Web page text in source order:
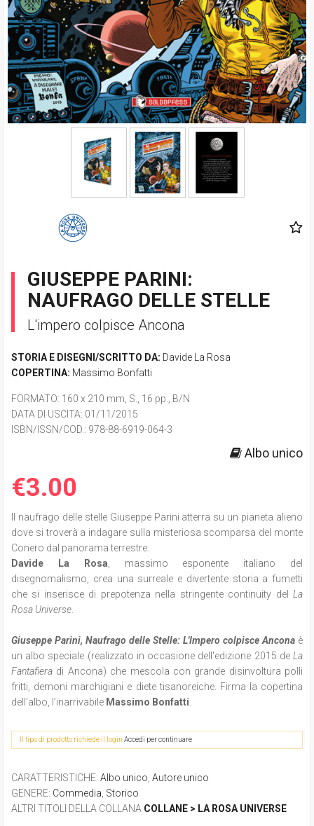
GIUSEPPE PARINI:
NAUFRAGO DELLE STELLE
L'impero colpisce Ancona
STORIA E DISEGNI/SCRITTO DA: Davide La Rosa
COPERTINA: Massimo Bonfatti
FORMATO: 160 x 210 mm, S., 16 pp., B/N
DATA DI USCITA: 01/11/2015
ISBN/ISSN/COD.: 978-88-6919-064-3
Albo unico
€3.00
Il naufrago delle stelle Giuseppe Parini atterra su un pianeta alieno
dove si troverà a indagare sulla misteriosa scomparsa del monte
Conero dal panorama terrestre.
Davide La Rosa , massimo esponente italiano del
disegnomalismo, crea una surreale e divertente storia a fumetti
che si inserisce di prepotenza nella stringente continuity del La
Rosa Universe
Giuseppe Parini, Naufrago delle Stelle: L'Impero colpisce Ancona è
un albo speciale (realizzato in occasione dell'edizione 2015 de La
Fantafiera di Ancona) che mescola con grande disinvoltura polli
fritti, demoni marchigiani e diete tisanoreiche. Firma la copertina
dell’albo, l’inarrivabile Massimo Bonfatti
Il tipo di prodotto richiede il login Accedi per continuare
CARATTERISTICHE: Albo unico Autore unico
GENERE: Commedia Storico
ALTRI TITOLI DELLA COLLANA COLLANE > LA ROSA UNIVERSE